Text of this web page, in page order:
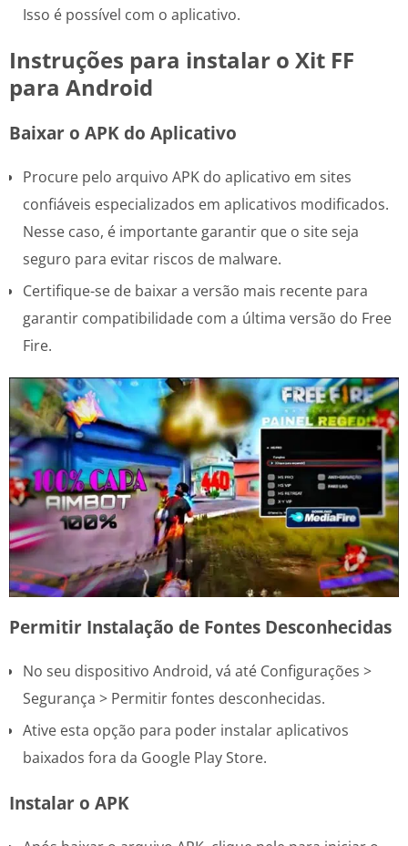
Isso é possível com o aplicativo.
Instruções para instalar o Xit FF
para Android
Baixar o APK do Aplicativo
Procure pelo arquivo APK do aplicativo em sites
confiáveis especializados em aplicativos modificados.
Nesse caso, é importante garantir que o site seja
seguro para evitar riscos de malware.
Certifique-se de baixar a versão mais recente para
garantir compatibilidade com a última versão do Free
Fire.
Permitir Instalação de Fontes Desconhecidas
No seu dispositivo Android, vá até Configurações >
Segurança > Permitir fontes desconhecidas.
Ative esta opção para poder instalar aplicativos
baixados fora da Google Play Store.
Instalar o APK